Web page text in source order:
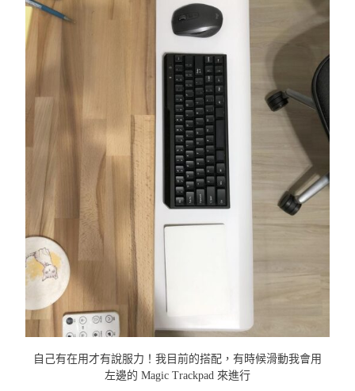
自己有在用才有說服力！我目前的搭配，有時候滑動我會用
左邊的 Magic Trackpad 來進行